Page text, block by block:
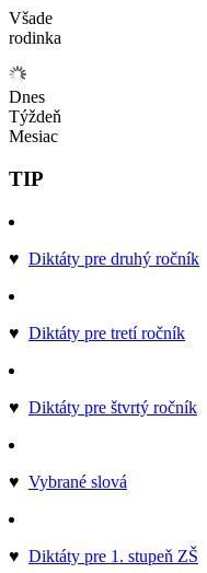
Všade
rodinka
Dnes
Týždeň
Mesiac
TIP
♥ Diktáty pre druhý ročník
♥ Diktáty pre tretí ročník
♥ Diktáty pre štvrtý ročník
♥ Vybrané slová
♥ Diktáty pre 1. stupeň ZŠ